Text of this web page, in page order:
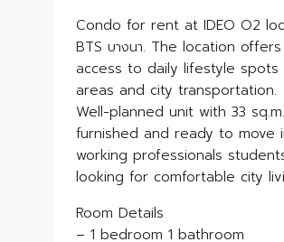
Condo for rent at IDEO O2
BTS บางนา. The location
access to daily lifestyle spots
areas and city transportation.
Well-planned unit with 33
furnished and ready to move
working professionals
looking for comfortable city
Room Details
– 1 bedroom 1 bathroom